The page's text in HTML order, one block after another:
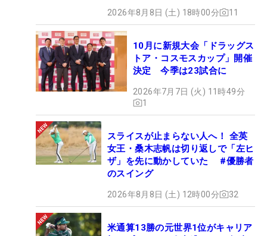
2026年8月8日 (土) 18時00分 11
10月に新規大会「ドラッグス
トア・コスモスカップ」開催
決定 今季は23試合に
2026年7月7日 (火) 11時49分
1
スライスが止まらない人へ！ 全英
女王・桑木志帆は切り返しで「左ヒ
ザ」を先に動かしていた #優勝者
のスイング
2026年8月8日 (土) 12時00分 32
米通算13勝の元世界1位がキャリア